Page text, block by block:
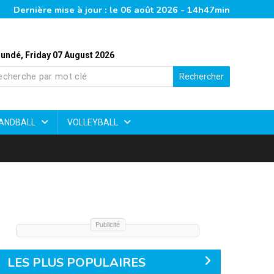
Dernière mise à jour : le 06 août 2026 - 14h47min
Friday 07 August 2026
Rechercher
VOLLEYBALL
Publicité
LES PLUS POPULAIRES